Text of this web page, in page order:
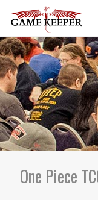
One Piece